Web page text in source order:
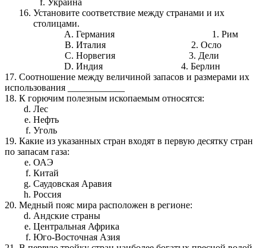
Украина
Установите соответствие между странами и их
столицами.
Германия 1. Рим
Италия 2. Осло
Норвегия 3. Дели
Индия 4. Берлин
17. Соотношение между величиной запасов и размерами их
использования ____________
18. К горючим полезным ископаемым относятся:
Лес
Нефть
Уголь
19. Какие из указанных стран входят в первую десятку стран
по запасам газа:
ОАЭ
Китай
Саудовская Аравия
Россия
20. Медный пояс мира расположен в регионе:
Андские страны
Центральная Африка
Юго-Восточная Азия